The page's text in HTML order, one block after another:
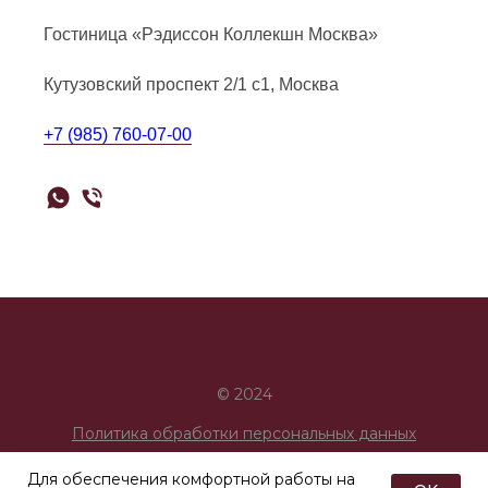
Для обеспечения комфортной работы на
Гостиница «Рэдиссон Коллекшн Москва»
Кутузовский проспект 2/1 с1, Москва
+7 (985) 760-07-00
© 2024
Политика обработки персональных данных